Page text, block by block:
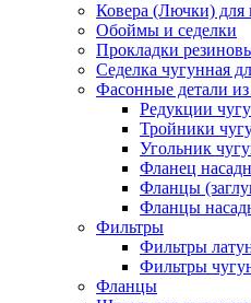
Ковера (Лючки) для
Обоймы и седелки
Прокладки
Седелка чугунная
Фасонные детали из
Редукции
Тройники
Угольник
Фланец
Фланцы
Фланцы
Фильтры
Фильтры
Фильтры
Фланцы